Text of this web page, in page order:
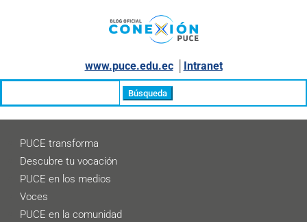
www.puce.edu.ec│ Intranet
PUCE transforma
Descubre tu vocación
PUCE en los medios
Voces
PUCE en la comunidad